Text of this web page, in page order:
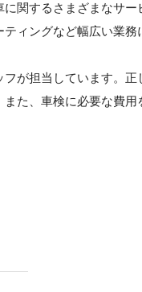
関するさまざまなサ
ィングなど幅広い業務
が担当しています。
た、車検に必要な費